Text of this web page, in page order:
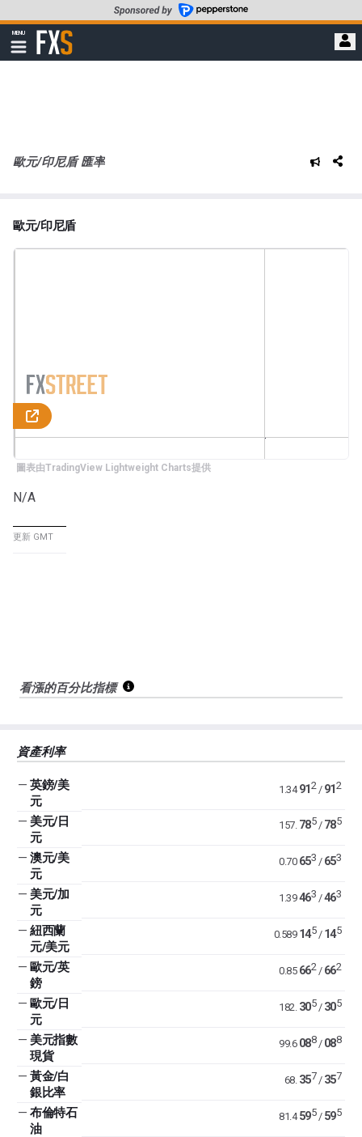
至
要
MENU
顯
示
FXStreet
歐元/印尼盾 匯率
歐元/印尼盾
圖表由TradingView Lightweight Charts提供
N/A
更新 GMT
看漲的百分比指標
資產利率
— 英鎊/美
元
1.34 912/ 912
— 美元/日
元
157. 785/ 785
— 澳元/美
元
0.70 653 / 653
— 美元/加
元
1.39 463 /463
— 紐西蘭
元/美元
0.589 145/ 145
— 歐元/英
鎊
0.85 662/ 662
— 歐元/日
元
182. 305/ 305
— 美元指數
現貨
99.6 088/ 088
— 黃金/白
銀比率
68. 357 / 357
— 布倫特石
油
81.4 595/ 595